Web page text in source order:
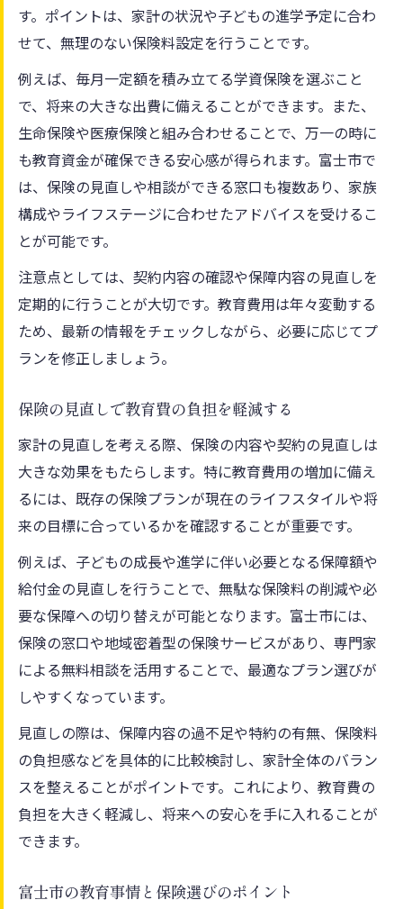
す。ポイントは、家計の状況や子どもの進学予定に合わ
せて、無理のない保険料設定を行うことです。
例えば、毎月一定額を積み立てる学資保険を選ぶこと
で、将来の大きな出費に備えることができます。また、
生命保険や医療保険と組み合わせることで、万一の時に
も教育資金が確保できる安心感が得られます。富士市で
は、保険の見直しや相談ができる窓口も複数あり、家族
構成やライフステージに合わせたアドバイスを受けるこ
とが可能です。
注意点としては、契約内容の確認や保障内容の見直しを
定期的に行うことが大切です。教育費用は年々変動する
ため、最新の情報をチェックしながら、必要に応じてプ
ランを修正しましょう。
保険の見直しで教育費の負担を軽減する
家計の見直しを考える際、保険の内容や契約の見直しは
大きな効果をもたらします。特に教育費用の増加に備え
るには、既存の保険プランが現在のライフスタイルや将
来の目標に合っているかを確認することが重要です。
例えば、子どもの成長や進学に伴い必要となる保障額や
給付金の見直しを行うことで、無駄な保険料の削減や必
要な保障への切り替えが可能となります。富士市には、
保険の窓口や地域密着型の保険サービスがあり、専門家
による無料相談を活用することで、最適なプラン選びが
しやすくなっています。
見直しの際は、保障内容の過不足や特約の有無、保険料
の負担感などを具体的に比較検討し、家計全体のバラン
スを整えることがポイントです。これにより、教育費の
負担を大きく軽減し、将来への安心を手に入れることが
できます。
富士市の教育事情と保険選びのポイント